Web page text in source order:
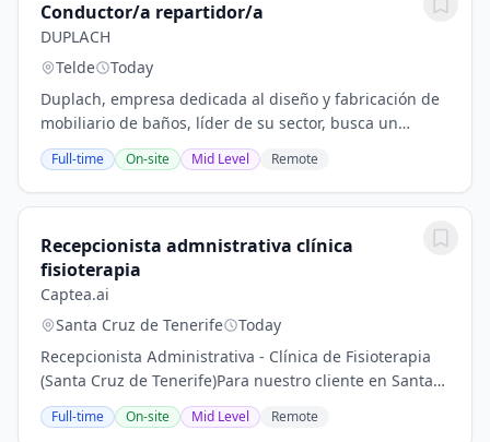
Conductor/a repartidor/a
DUPLACH
Telde
Today
Duplach, empresa dedicada al diseño y fabricación de
mobiliario de baños, líder de su sector, busca un
repartidor/a para su equipo de Canarias. Únete a
nuestro equipo y sé parte fundamental de...
Full-time On-site Mid Level Remote
Recepcionista admnistrativa clínica
fisioterapia
Captea.ai
Santa Cruz de Tenerife
Today
Recepcionista Administrativa - Clínica de Fisioterapia
(Santa Cruz de Tenerife)Para nuestro cliente en Santa
Cruz de Tenerife: Buscamos una persona resolutiva y
con don de gentes para incorporarse...
Full-time On-site Mid Level Remote